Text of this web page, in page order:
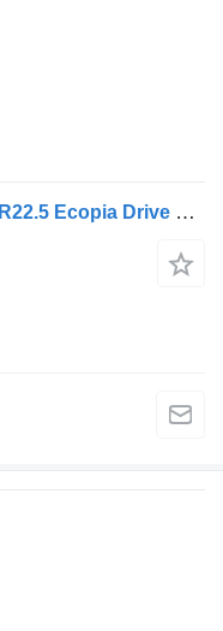
Bridgestone Bridgestone 295/60R22.5 Ecopia Drive Enliten used set